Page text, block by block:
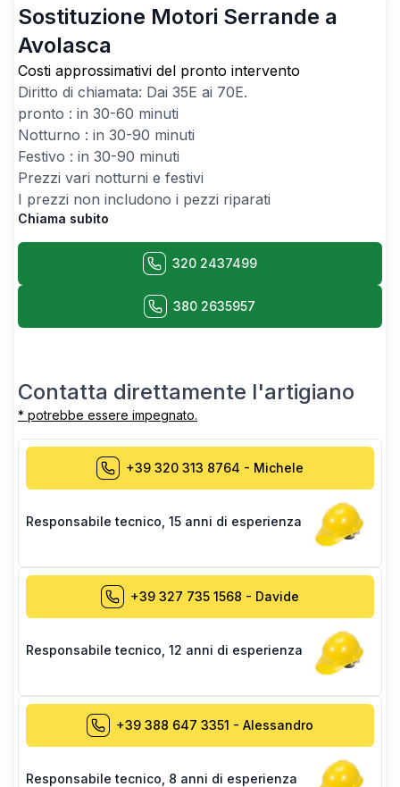
Sostituzione Motori Serrande a
Avolasca
Costi approssimativi del pronto intervento
Diritto di chiamata: Dai 35E ai 70E.
pronto : in 30-60 minuti
Notturno : in 30-90 minuti
Festivo : in 30-90 minuti
Prezzi vari notturni e festivi
I prezzi non includono i pezzi riparati
Chiama subito
320 2437499
380 2635957
Contatta direttamente l'artigiano
* potrebbe essere impegnato.
+39 320 313 8764 - Michele
Responsabile tecnico 15 anni di esperienza
+39 327 735 1568 - Davide
Responsabile tecnico 12 anni di esperienza
+39 388 647 3351 - Alessandro
Responsabile tecnico 8 anni di esperienza